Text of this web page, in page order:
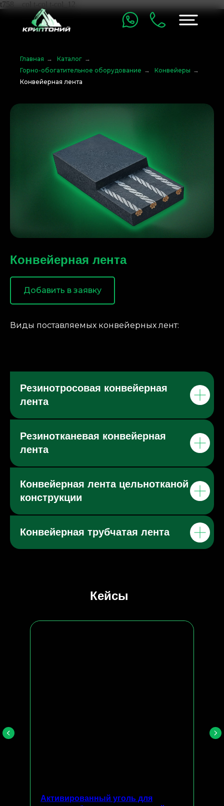
t758__col t-col t-col_12
Главная → Каталог →
Горно-обогатительное оборудование → Конвейеры →
Конвейерная лента
Конвейерная лента
Добавить в заявку
Виды поставляемых конвейерных лент:
Резинотросовая конвейерная
лента
Резинотканевая конвейерная
лента
Конвейерная лента цельнотканой
конструкции
Конвейерная трубчатая лента
Кейсы
Активированный уголь для